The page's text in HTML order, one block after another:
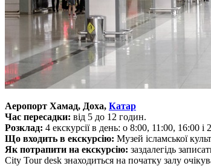
Аеропорт Хамад, Доха, Катар
Час пересадки: від 5 до 12 годин.
Розклад: 4 екскурсії в день: о 8:00, 11:00, 16:00 і
Що входить в екскурсію: Музей ісламської
Як потрапити на екскурсію: заздалегідь
City Tour desk знаходиться на початку залу